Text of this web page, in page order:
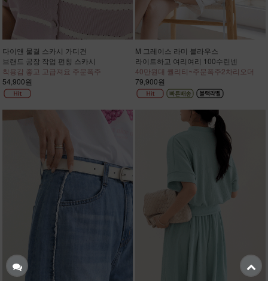
다이앤 물결 스카시 가디건
브랜드 공장 작업 펀칭 스카시
착용감 좋고 고급져요 주문폭주
54,900원
M 그레이스 라미 블라우스
라이트하고 여리여리 100수린넨
40만원대 퀄리티~주문폭주2차리오더
79,900원